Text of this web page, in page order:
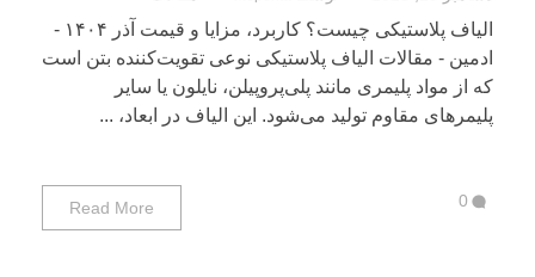
الیاف پلاستیکی چیست؟ کاربرد، مزایا و قیمت آذر ۱۴۰۴ -
ادمین - مقالات الیاف پلاستیکی نوعی تقویت‌کننده بتن است
که از مواد پلیمری مانند پلی‌پروپیلن، نایلون یا سایر
پلیمرهای مقاوم تولید می‌شود. این الیاف در ابعاد، ...
Read More 0